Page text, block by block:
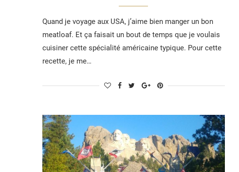
Quand je voyage aux USA, j’aime bien manger un bon
meatloaf. Et ça faisait un bout de temps que je voulais
cuisiner cette spécialité américaine typique. Pour cette
recette, je me…